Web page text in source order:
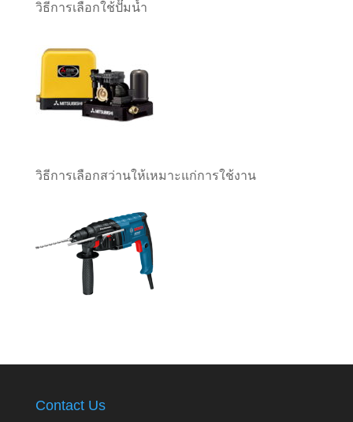
วิธีการเลือกใช้ปั๊มน้ำ
วิธีการเลือกสว่านให้เหมาะแก่การใช้งาน
Contact Us